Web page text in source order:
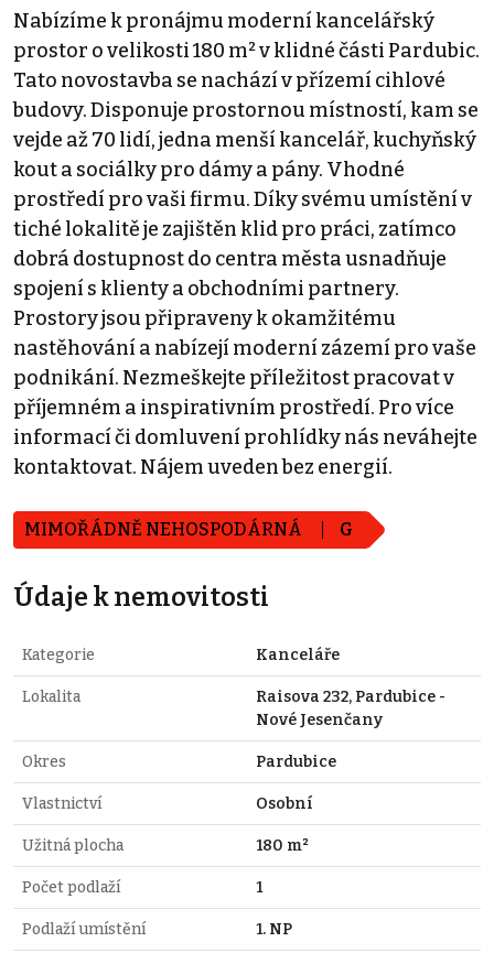
Nabízíme k pronájmu moderní kancelářský
prostor o velikosti 180 m² v klidné části Pardubic.
Tato novostavba se nachází v přízemí cihlové
budovy. Disponuje prostornou místností, kam se
vejde až 70 lidí, jedna menší kancelář, kuchyňský
kout a sociálky pro dámy a pány. Vhodné
prostředí pro vaši firmu. Díky svému umístění v
tiché lokalitě je zajištěn klid pro práci, zatímco
dobrá dostupnost do centra města usnadňuje
spojení s klienty a obchodními partnery.
Prostory jsou připraveny k okamžitému
nastěhování a nabízejí moderní zázemí pro vaše
podnikání. Nezmeškejte příležitost pracovat v
příjemném a inspirativním prostředí. Pro více
informací či domluvení prohlídky nás neváhejte
kontaktovat. Nájem uveden bez energií.
MIMOŘÁDNĚ NEHOSPODÁRNÁ G
Údaje k nemovitosti
Kategorie Kanceláře
Lokalita
Raisova 232, Pardubice -
Nové Jesenčany
Okres Pardubice
Vlastnictví Osobní
Užitná plocha 180 m²
Počet podlaží 1
Podlaží umístění 1. NP